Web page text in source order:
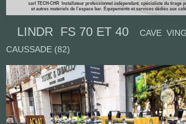
sarl TECH-CHR Installateur professionnel indépendant, spécialiste du tirage
et autres matériels de l’espace bar. Équipements et services dédiés aux
LINDR FS 70 ET 40
CAVE
CAUSSADE (82)